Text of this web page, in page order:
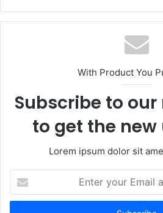
With Product You
Subscribe to
to get the
Lorem ipsum dolor sit
Enter
your
Email